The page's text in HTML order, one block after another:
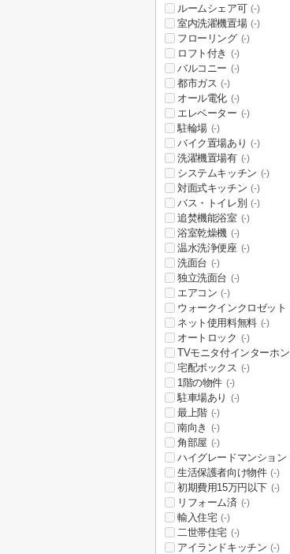
ルームシェア可 (-)
室内洗濯機置場 (-)
フローリング (-)
ロフト付き (-)
バルコニー (-)
都市ガス (-)
オール電化 (-)
エレベーター (-)
駐輪場 (-)
バイク置場あり (-)
洗濯機置場有 (-)
システムキッチン (-)
対面式キッチン (-)
バス・トイレ別 (-)
追焚機能浴室 (-)
浴室乾燥機 (-)
温水洗浄便座 (-)
洗面台 (-)
独立洗面台 (-)
エアコン (-)
ウォークインクロゼット
ネット使用料無料 (-)
オートロック (-)
TVモニタ付インターホン
宅配ボックス (-)
1階の物件 (-)
駐車場あり (-)
最上階 (-)
南向き (-)
角部屋 (-)
ハイグレードマンション
生活保護者向け物件 (-)
初期費用15万円以下 (-)
リフォーム済 (-)
輸入住宅 (-)
二世帯住宅 (-)
アイランドキッチン (-)